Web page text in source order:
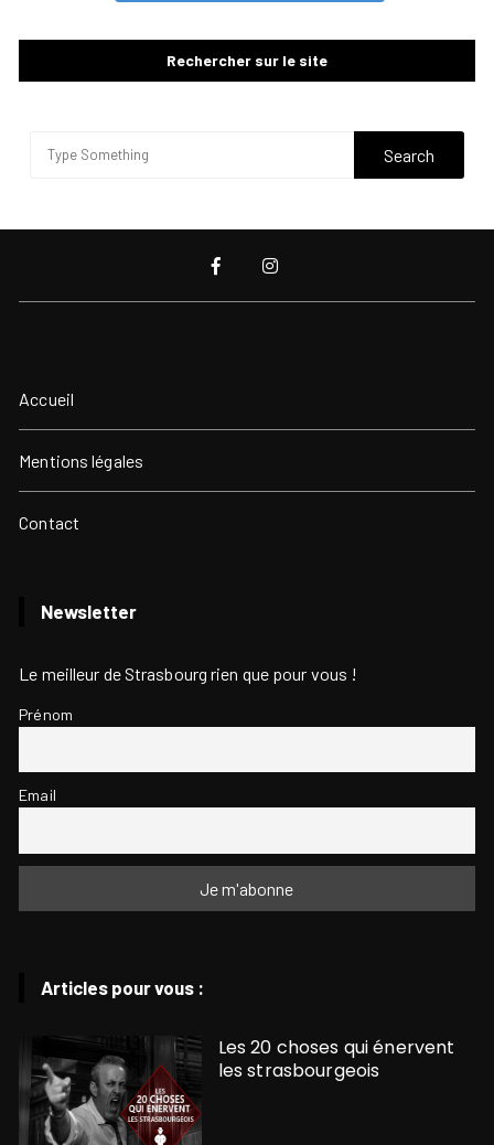
Rechercher sur le site
Accueil
Mentions légales
Contact
Newsletter
Le meilleur de Strasbourg rien que pour vous !
Prénom
Email
Articles pour vous :
Les 20 choses qui énervent
les strasbourgeois